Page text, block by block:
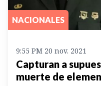
NACIONALES
9:55 PM 20 nov. 2021
Capturan a
muerte de